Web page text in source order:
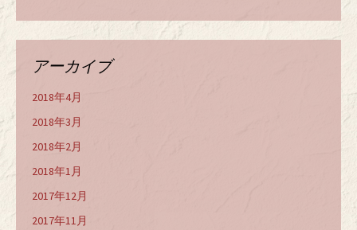
アーカイブ
2018年4月
2018年3月
2018年2月
2018年1月
2017年12月
2017年11月